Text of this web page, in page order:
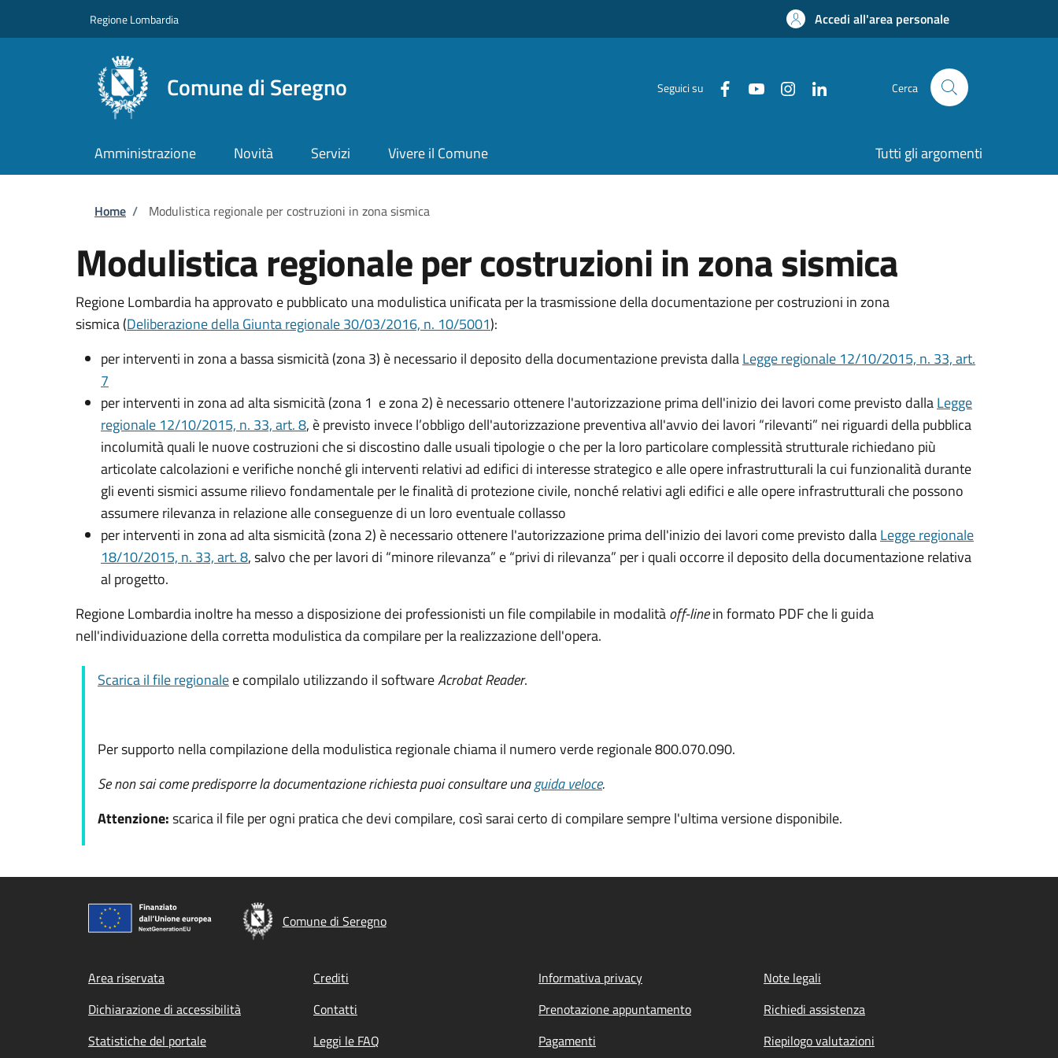
Regione Lombardia Accedi all'area personale
Comune di Seregno Seguici su Cerca
Amministrazione Novità Servizi Vivere il Comune Tutti gli argomenti
Briciole di pane
Home / Modulistica regionale per costruzioni in zona sismica
Modulistica regionale per costruzioni in zona sismica
Regione Lombardia ha approvato e pubblicato unamodulistica unificata per la trasmissione della documentazione per costruzioni in zona
sismica(Deliberazione della Giunta regionale 30/03/2016, n. 10/5001):
per interventi in zona a bassa sismicità (zona 3) è necessario il deposito della documentazione prevista dallaLegge regionale 12/10/2015, n. 33, art.
7
per interventi in zona ad alta sismicità (zona 1 e zona 2) è necessario ottenere l'autorizzazione prima dell'inizio dei lavori come previsto dallaLegge
regionale 12/10/2015, n. 33, art. 8, è previsto invece l’obbligo dell'autorizzazione preventiva all'avvio dei lavori “rilevanti” nei riguardi della pubblica
incolumità quali le nuove costruzioni che si discostino dalle usuali tipologie o che per la loro particolare complessità strutturale richiedano più
articolate calcolazioni e verifiche nonché gli interventi relativi ad edifici di interesse strategico e alle opere infrastrutturali la cui funzionalità durante
gli eventi sismici assume rilievo fondamentale per le finalità di protezione civile, nonché relativi agli edifici e alle opere infrastrutturali che possono
assumere rilevanza in relazione alle conseguenze di un loro eventuale collasso
per interventi in zona ad alta sismicità (zona 2) è necessario ottenere l'autorizzazione prima dell'inizio dei lavori come previsto dallaLegge regionale
18/10/2015, n. 33, art. 8, salvo che per lavori di “minore rilevanza” e “privi di rilevanza” per i quali occorre il deposito della documentazione relativa
al progetto.
Regione Lombardia inoltre ha messo a disposizione dei professionisti un file compilabile in modalitàoff-linein formato PDF che li guida
nell'individuazione della corretta modulistica da compilare per la realizzazione dell'opera.
Scarica il file regionalee compilalo utilizzando il softwareAcrobat Reader.
Per supporto nella compilazione della modulistica regionale chiama il numero verde regionale 800.070.090.
Se non sai come predisporre la documentazione richiesta puoi consultare unaguida veloce.
Attenzione:scarica il file per ogni praticache devi compilare, così sarai certo di compilare semprel'ultima versione disponibile.
Comune di Seregno
Footer menu
Area riservata Crediti Informativa privacy
Note legali
Dichiarazione di accessibilità
Contatti Prenotazione appuntamento
Richiedi assistenza
Statistiche del portale
Leggi le FAQ Pagamenti Riepilogo valutazioni